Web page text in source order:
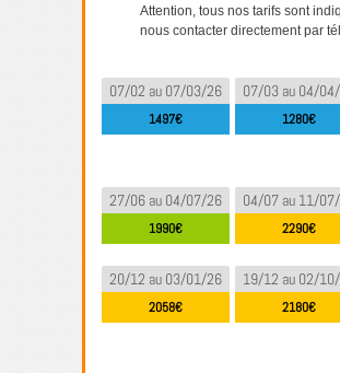
Attention, tous nos tarifs sont
nous contacter directement par
07/02 au 07/03/26
1497€
07/03 au 04/
1280€
27/06 au 04/07/26
1990€
04/07 au 11/
2290€
20/12 au 03/01/26
2058€
19/12 au 02/
2180€